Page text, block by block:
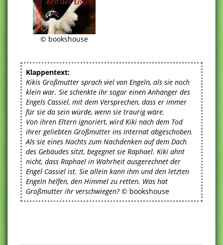
© bookshouse
Klappentext:
Kikis Großmutter sprach viel von Engeln, als sie noch
klein war. Sie schenkte ihr sogar einen Anhänger des
Engels Cassiel, mit dem Versprechen, dass er immer
für sie da sein würde, wenn sie traurig wäre.
Von ihren Eltern ignoriert, wird Kiki nach dem Tod
ihrer geliebten Großmutter ins Internat abgeschoben.
Als sie eines Nachts zum Nachdenken auf dem Dach
des Gebäudes sitzt, begegnet sie Raphael. Kiki ahnt
nicht, dass Raphael in Wahrheit ausgerechnet der
Engel Cassiel ist. Sie allein kann ihm und den letzten
Engeln helfen, den Himmel zu retten. Was hat
Großmutter ihr verschwiegen?© bookshouse